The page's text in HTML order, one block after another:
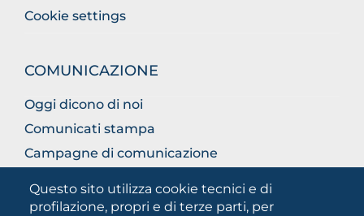
Questo sito utilizza cookie tecnici e di
profilazione, propri e di terze parti, per
Cookie settings
COMUNICAZIONE
Oggi dicono di noi
Comunicati stampa
Campagne di comunicazione
Unifg Mag